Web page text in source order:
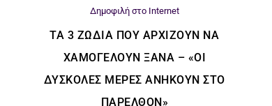
Δημοφιλή στο Internet
ΤΑ 3 ΖΏΔΙΑ ΠΟΥ ΑΡΧΊΖΟΥΝ ΝΑ
ΧΑΜΟΓΕΛΟΎΝ ΞΑΝΆ – «ΟΙ
ΔΎΣΚΟΛΕΣ ΜΈΡΕΣ ΑΝΉΚΟΥΝ ΣΤΟ
ΠΑΡΕΛΘΌΝ»